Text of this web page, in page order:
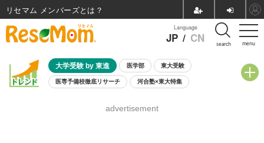
menu
Language
JP / CN search
大学受験 by 東進 医学部 東大受験
医専予備校徹底リサーチ 河合塾×東大特集
8月開催学校説明会・相談会
advertisement
リセマム メンバーズ